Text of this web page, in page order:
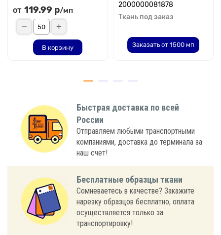
от 119.99 р/мп
В корзину
2000000081878
Ткань под заказ
Заказать от 1500 мп
Быстрая доставка по всей
России
Отправляем любыми транспортными
компаниями, доставка до терминала за
наш счет!
Бесплатные образцы ткани
Сомневаетесь в качестве? Закажите
нарезку образцов бесплатно, оплата
осуществляется только за
транспортировку!